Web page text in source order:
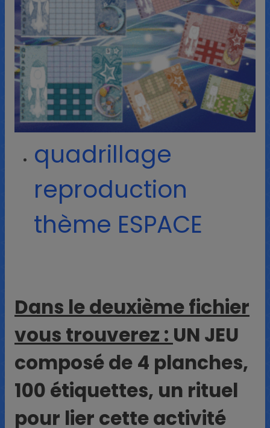
quadrillage
reproduction
thème ESPACE
Dans le deuxième fichier
vous trouverez : UN JEU
composé de 4 planches,
100 étiquettes, un rituel
pour lier cette activité